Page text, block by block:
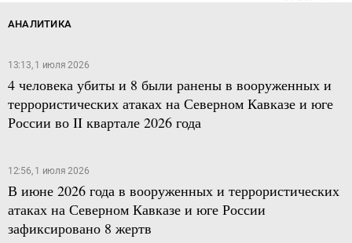
АНАЛИТИКА
13:13, 1 июля 2026
4 человека убиты и 8 были ранены в вооруженных и
террористических атаках на Северном Кавказе и юге
России во II квартале 2026 года
12:56, 1 июля 2026
В июне 2026 года в вооруженных и террористических
атаках на Северном Кавказе и юге России
зафиксировано 8 жертв